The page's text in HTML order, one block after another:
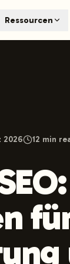
engines
hours.
Ressourcen
2026 12 min